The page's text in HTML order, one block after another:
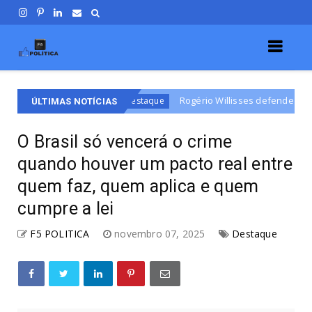
ÚLTIMAS NOTÍCIAS
Destaque Rogério Willisses defende campanha de respeito e
O Brasil só vencerá o crime
quando houver um pacto real entre
quem faz, quem aplica e quem
cumpre a lei
F5 POLITICA novembro 07, 2025 Destaque